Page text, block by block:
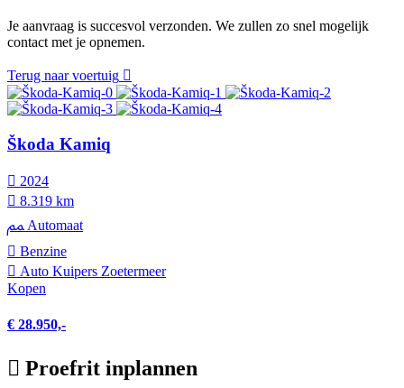
Je aanvraag is succesvol verzonden. We zullen zo snel mogelijk
contact met je opnemen.
Terug naar voertuig
Škoda Kamiq
2024
8.319 km
Automaat
Benzine
Auto Kuipers Zoetermeer
Kopen
€ 28.950,-
Proefrit inplannen